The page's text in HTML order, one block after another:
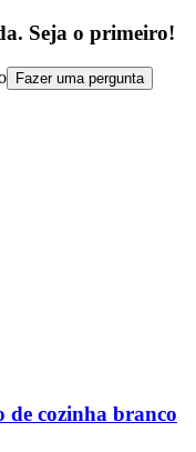
Seja o primeiro!
Fazer uma pergunta
cozinha branco